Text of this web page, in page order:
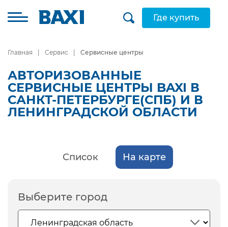
Где купить
Главная Сервис Сервисные центры
АВТОРИЗОВАННЫЕ
СЕРВИСНЫЕ ЦЕНТРЫ BAXI В
САНКТ-ПЕТЕРБУРГЕ(СПБ) И В
ЛЕНИНГРАДСКОЙ ОБЛАСТИ
Список На карте
Выберите город